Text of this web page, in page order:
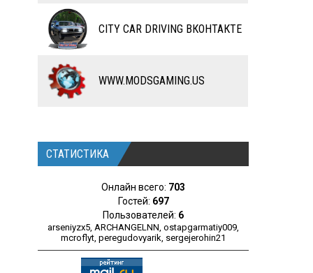
ЧИТЫ
ПРОГРАММЫ
РАЗНОЕ
CITY CAR DRIVING ВКОНТАКТЕ
WWW.MODSGAMING.US
СТАТИСТИКА
Онлайн всего: 703
Гостей: 697
Пользователей: 6
arseniyzx5,ARCHANGELNN,ostapgarmatiy009,
mcroflyt,peregudovyarik, sergejerohin21